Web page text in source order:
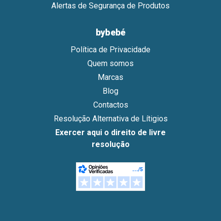
Alertas de Segurança de Produtos
bybebé
Política de Privacidade
Quem somos
Marcas
Blog
Contactos
Resolução Alternativa de Lítigios
Exercer aqui o direito de livre
resolução